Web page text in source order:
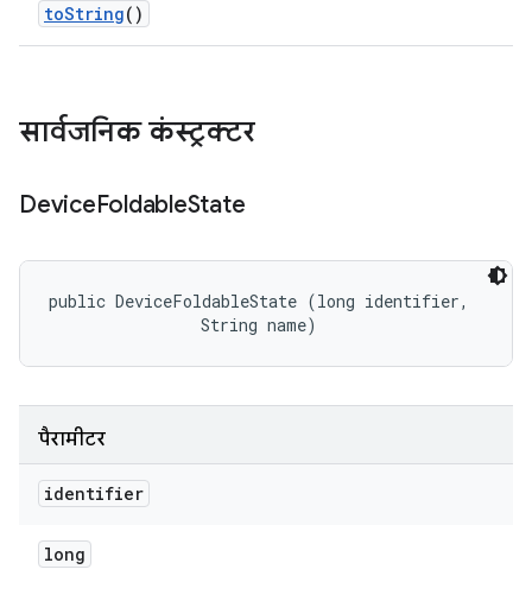
toString()
सार्वजनिक कंस्ट्रक्टर
DeviceFoldableState
public DeviceFoldableState (long identifier,
                String name)
पैरामीटर
identifier
long